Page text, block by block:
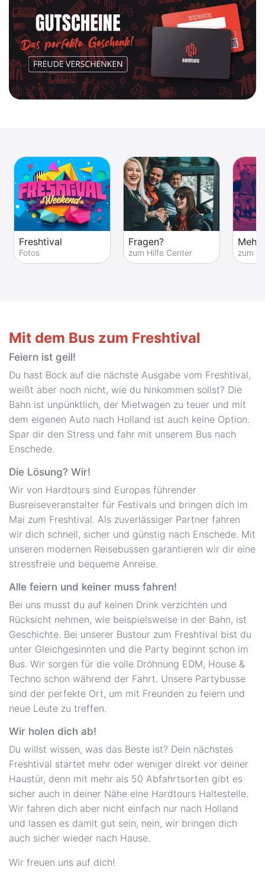
Freshtival
Fotos
Fragen?
zum Hilfe Center
Mehr
zum
Mit dem Bus zum Freshtival
Feiern ist geil!
Du hast Bock auf die nächste Ausgabe vom Freshtival,
weißt aber noch nicht, wie du hinkommen sollst? Die
Bahn ist unpünktlich, der Mietwagen zu teuer und mit
dem eigenen Auto nach Holland ist auch keine Option.
Spar dir den Stress und fahr mit unserem Bus nach
Enschede.
Die Lösung? Wir!
Wir von Hardtours sind Europas führender
Busreiseveranstalter für Festivals und bringen dich im
Mai zum Freshtival. Als zuverlässiger Partner fahren
wir dich schnell, sicher und günstig nach Enschede. Mit
unseren modernen Reisebussen garantieren wir dir eine
stressfreie und bequeme Anreise.
Alle feiern und keiner muss fahren!
Bei uns musst du auf keinen Drink verzichten und
Rücksicht nehmen, wie beispielsweise in der Bahn, ist
Geschichte. Bei unserer Bustour zum Freshtival bist du
unter Gleichgesinnten und die Party beginnt schon im
Bus. Wir sorgen für die volle Dröhnung EDM, House &
Techno schon während der Fahrt. Unsere Partybusse
sind der perfekte Ort, um mit Freunden zu feiern und
neue Leute zu treffen.
Wir holen dich ab!
Du willst wissen, was das Beste ist? Dein nächstes
Freshtival startet mehr oder weniger direkt vor deiner
Haustür, denn mit mehr als 50 Abfahrtsorten gibt es
sicher auch in deiner Nähe eine Hardtours Haltestelle.
Wir fahren dich aber nicht einfach nur nach Holland
und lassen es damit gut sein, nein, wir bringen dich
auch sicher wieder nach Hause.
Wir freuen uns auf dich!